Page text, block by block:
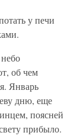
у печи
об чем
Январь
дню, еще
поясней
прибыло.